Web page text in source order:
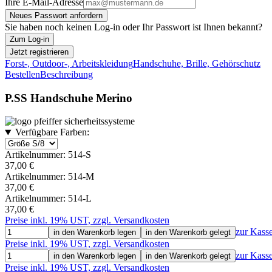
Ihre E-Mail-Adresse
Neues Passwort anfordern
Sie haben noch keinen Log-in oder Ihr Passwort ist Ihnen bekannt?
Zum Log-in
Jetzt registrieren
Forst-, Outdoor-, ArbeitskleidungHandschuhe, Brille, Gehörschutz
BestellenBeschreibung
P.SS Handschuhe Merino
Verfügbare Farben:
Artikelnummer: 514-S
37,00 €
Artikelnummer: 514-M
37,00 €
Artikelnummer: 514-L
37,00 €
Preise inkl. 19% UST, zzgl. Versandkosten
in den Warenkorb legen in den Warenkorb gelegt zur
Preise inkl. 19% UST, zzgl. Versandkosten
in den Warenkorb legen in den Warenkorb gelegt zur
Preise inkl. 19% UST, zzgl. Versandkosten